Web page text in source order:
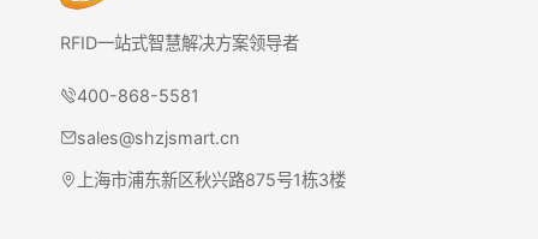
RFID一站式智慧解决方案领导者
400-868-5581
sales@shzjsmart.cn
上海市浦东新区秋兴路875号1栋3楼